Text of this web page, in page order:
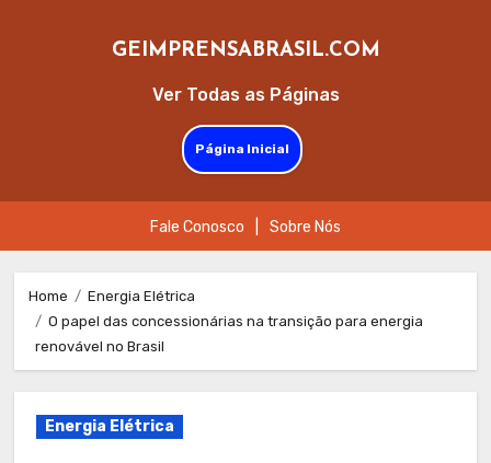
Ver Todas as Páginas
GEIMPRENSABRASIL.COM
Página Inicial
Fale Conosco Sobre Nós
content
Home
Energia Elétrica
O papel das concessionárias na transição para energia
renovável no Brasil
Energia Elétrica